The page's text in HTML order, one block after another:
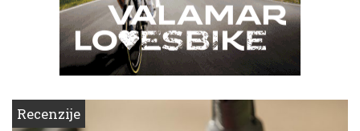
Recenzije